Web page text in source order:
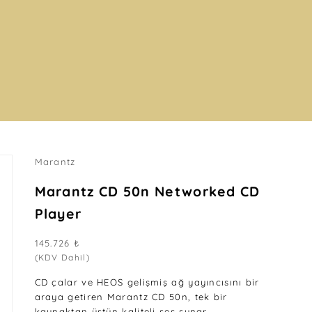
Marantz
Marantz CD 50n Networked CD
Player
İndirimli fiyat
145.726 ₺
(KDV Dahil)
CD çalar ve HEOS gelişmiş ağ yayıncısını bir
araya getiren Marantz CD 50n, tek bir